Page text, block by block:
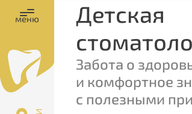
меню
Детская
Забота о
и комфортное
с полезными